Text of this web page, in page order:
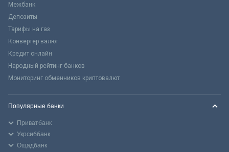
Межбанк
Депозиты
Тарифы на газ
Конвертер валют
Кредит онлайн
Народный рейтинг банков
Мониторинг обменников криптовалют
Популярные банки
Приватбанк
Укрсиббанк
Ощадбанк